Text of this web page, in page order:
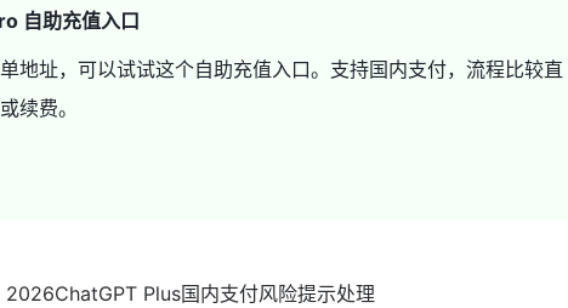
自助充值入口
地址，可以试试这个自助充值入口。支持国内支付，流程比较直
续费。